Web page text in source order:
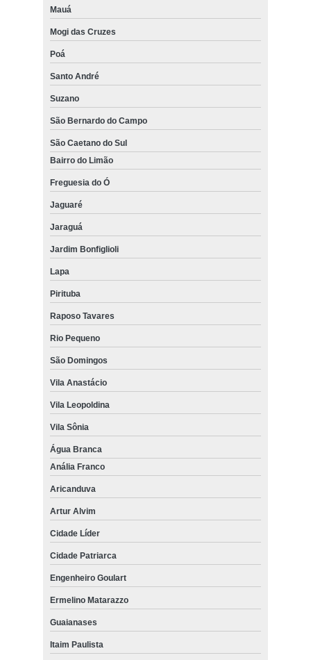
Mauá
Mogi das Cruzes
Poá
Santo André
Suzano
São Bernardo do Campo
São Caetano do Sul
Bairro do Limão
Freguesia do Ó
Jaguaré
Jaraguá
Jardim Bonfiglioli
Lapa
Pirituba
Raposo Tavares
Rio Pequeno
São Domingos
Vila Anastácio
Vila Leopoldina
Vila Sônia
Água Branca
Anália Franco
Aricanduva
Artur Alvim
Cidade Líder
Cidade Patriarca
Engenheiro Goulart
Ermelino Matarazzo
Guaianases
Itaim Paulista